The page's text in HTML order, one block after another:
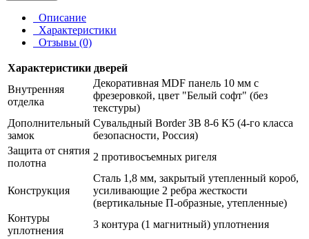
Описание
Характеристики
Отзывы (0)
Характеристики дверей
Внутренняя
отделка
Декоративная MDF панель 10 мм с
фрезеровкой, цвет "Белый софт" (без
текстуры)
Дополнительный
замок
Сувальдный Border ЗВ 8-6 К5 (4-го класса
безопасности, Россия)
Защита от снятия
полотна
2 противосъемных ригеля
Конструкция
Сталь 1,8 мм, закрытый утепленный короб,
усиливающие 2 ребра жесткости
(вертикальные П-образные, утепленные)
Контуры
уплотнения
3 контура (1 магнитный) уплотнения